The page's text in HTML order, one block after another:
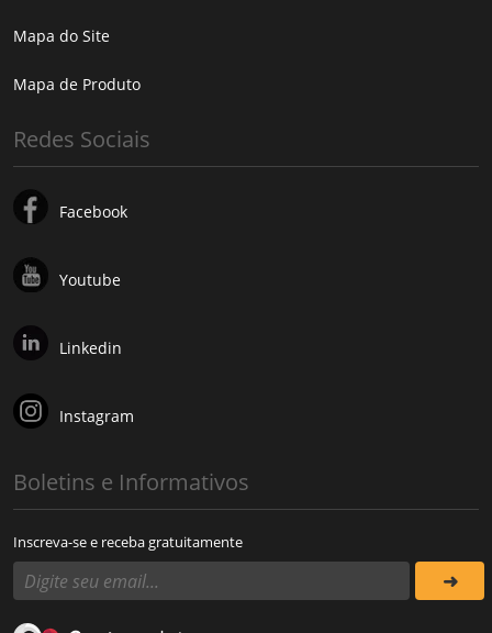
Mapa do Site
Mapa de Produto
Redes Sociais
Facebook
Youtube
Linkedin
Instagram
Boletins e Informativos
Inscreva-se e receba gratuitamente